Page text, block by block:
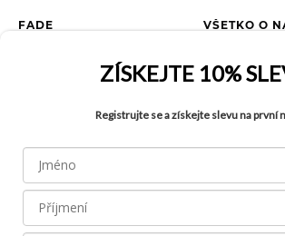
FADE
Blog
VŠETKO O
Ako
Tabuľka
ZÍSKEJTE 10%
Registrujte se a získejte slevu na první